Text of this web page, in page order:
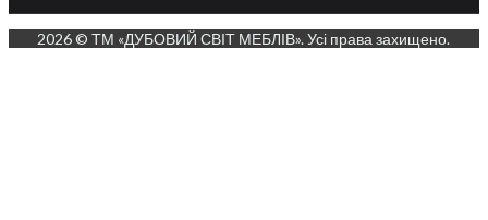
2026 © ТМ «ДУБОВИЙ СВІТ МЕБЛІВ». Усі права захищено.